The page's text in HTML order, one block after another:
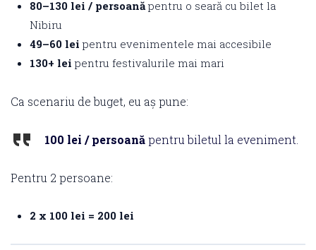
80–130 lei / persoanăpentru o seară cu bilet la
Nibiru
49–60 lei pentru evenimentele mai accesibile
130+ lei pentru festivalurile mai mari
Ca scenariu de buget, eu aș pune:
100 lei / persoanăpentru biletul la eveniment.
Pentru 2 persoane:
2 x 100 lei = 200 lei